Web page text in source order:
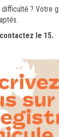
difficulté ? Votre
le 15.